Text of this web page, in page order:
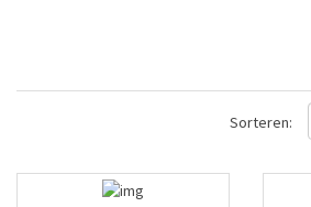
Sorteren: